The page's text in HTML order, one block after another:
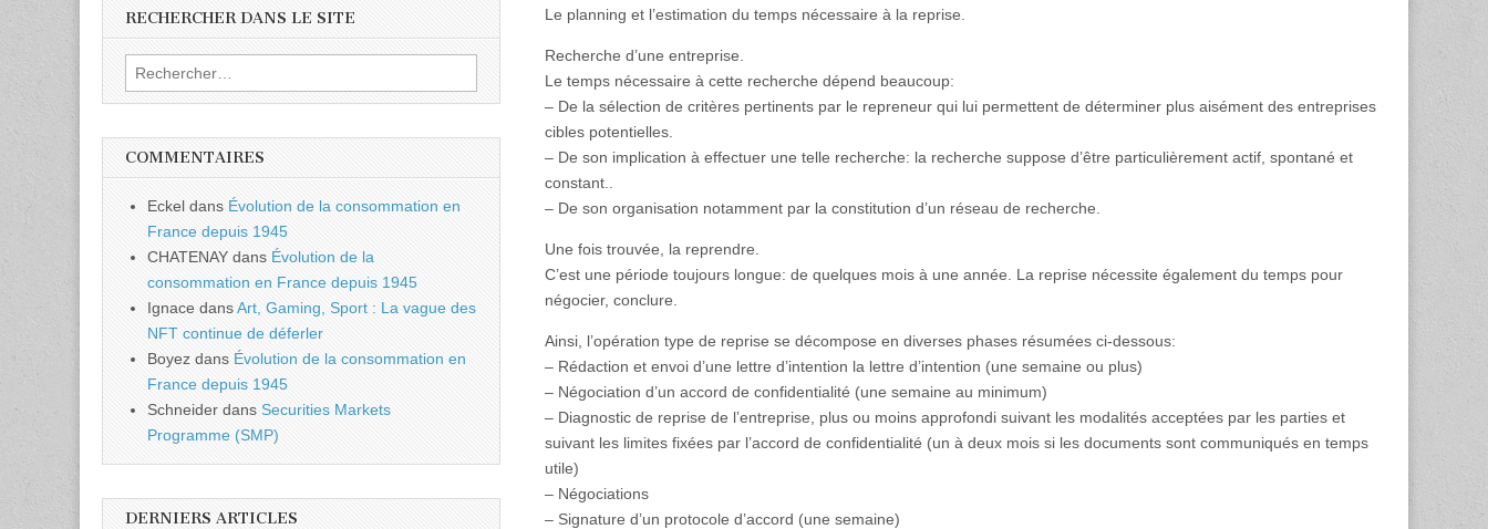
Le planning et l’estimation du temps nécessaire à la reprise.
Recherche d’une entreprise.
Le temps nécessaire à cette recherche dépend beaucoup:
– De la sélection de critères pertinents par le repreneur qui lui permettent de déterminer plus aisément des entreprises
cibles potentielles.
– De son implication à effectuer une telle recherche: la recherche suppose d’être particulièrement actif, spontané et
constant..
– De son organisation notamment par la constitution d’un réseau de recherche.
Une fois trouvée, la reprendre.
C’est une période toujours longue: de quelques mois à une année. La reprise nécessite également du temps pour
négocier, conclure.
Ainsi, l’opération type de reprise se décompose en diverses phases résumées ci-dessous:
– Rédaction et envoi d’une lettre d’intention la lettre d’intention (une semaine ou plus)
– Négociation d’un accord de confidentialité (une semaine au minimum)
– Diagnostic de reprise de l’entreprise, plus ou moins approfondi suivant les modalités acceptées par les parties et
suivant les limites fixées par l’accord de confidentialité (un à deux mois si les documents sont communiqués en temps
utile)
– Négociations
– Signature d’un protocole d’accord (une semaine)
RECHERCHER DANS LE SITE
Rechercher :
COMMENTAIRES
Eckel dans Évolution de la consommation en
France depuis 1945
CHATENAY dans Évolution de la
consommation en France depuis 1945
Ignace dansArt, Gaming, Sport : La vague des
NFT continue de déferler
Boyez dans Évolution de la consommation en
France depuis 1945
Schneider dans Securities Markets
Programme (SMP)
DERNIERS ARTICLES